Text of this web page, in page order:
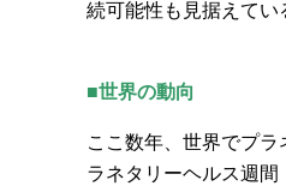
続可能性も見据えてい
■世界の動向
ここ数年、世界でプ
ラネタリーヘルス週